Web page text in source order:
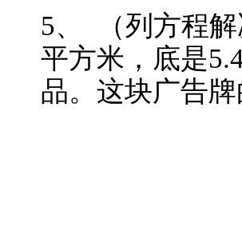
5、 （列方程
平方米，底是
品。这块广告